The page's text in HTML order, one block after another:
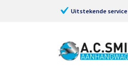
Uitstekende service